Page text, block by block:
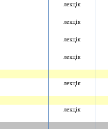
лекцiя
лекцiя
лекцiя
лекцiя
лекцiя
лекцiя